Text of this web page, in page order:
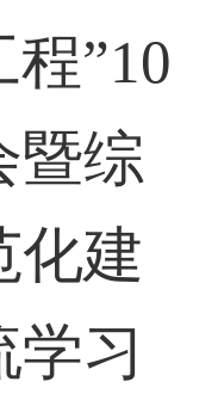
程”10
暨综
化建
学习